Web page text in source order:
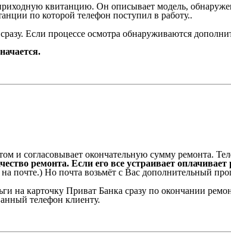
квитанцию. Он описывает модель,
по которой телефон поступил в работу..
Если процессе осмотра обнаруживаются
окончательную сумму ремонта.
ремонта. Если его все устраивает оплачивает
почте.) Но почта возьмёт с Вас дополнительный
на карточку Приват Банка сразу по окончании
телефон клиенту.